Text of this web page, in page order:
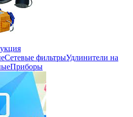
Сетевые фильтрыУдлинители на
Приборы